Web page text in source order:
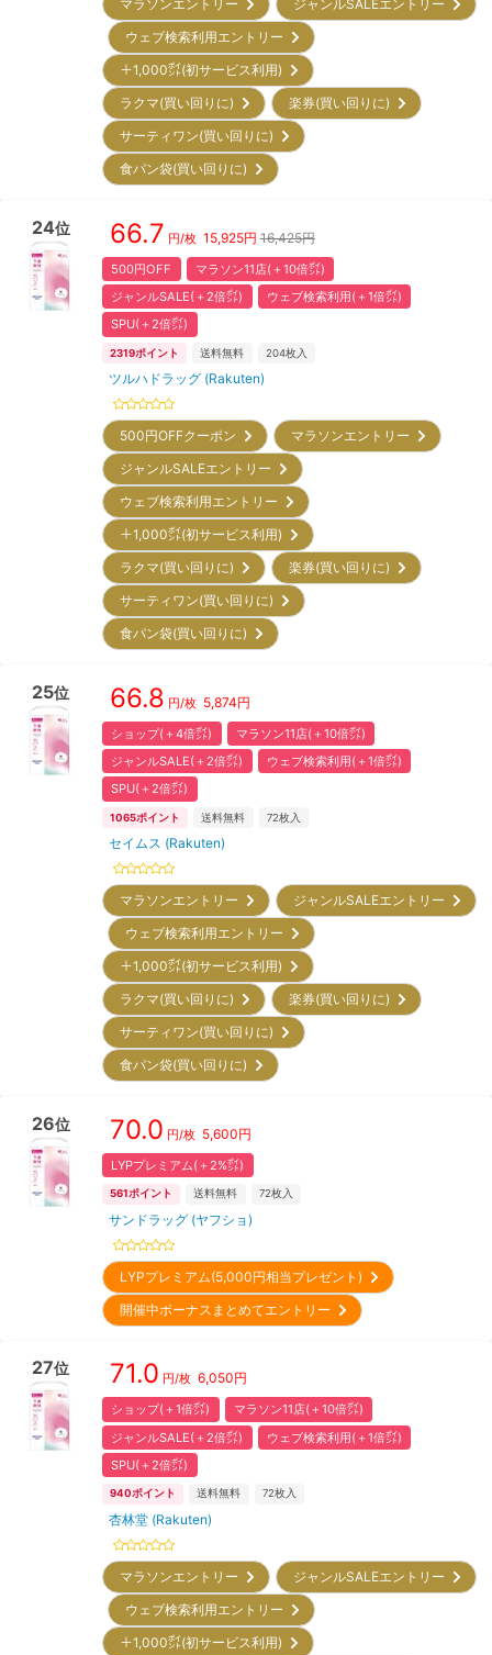
マラソンエントリー
ジャンルSALEエントリー
ウェブ検索利用エントリー
＋1,000㌽(初サービス利用)
ラクマ(買い回りに)
楽券(買い回りに)
サーティワン(買い回りに)
食パン袋(買い回りに)
24位 66.7 円/枚 15,925円 16,425円
500円OFF
マラソン11店(＋10倍㌽)
ジャンルSALE(＋2倍㌽)
ウェブ検索利用(＋1倍㌽)
SPU(＋2倍㌽)
2319ポイント 送料無料 204枚入
ツルハドラッグ (Rakuten)
500円OFFクーポン
マラソンエントリー
ジャンルSALEエントリー
ウェブ検索利用エントリー
＋1,000㌽(初サービス利用)
ラクマ(買い回りに)
楽券(買い回りに)
サーティワン(買い回りに)
食パン袋(買い回りに)
25位 66.8 円/枚 5,874円
ショップ(＋4倍㌽)
マラソン11店(＋10倍㌽)
ジャンルSALE(＋2倍㌽)
ウェブ検索利用(＋1倍㌽)
SPU(＋2倍㌽)
1065ポイント 送料無料 72枚入
セイムス (Rakuten)
マラソンエントリー
ジャンルSALEエントリー
ウェブ検索利用エントリー
＋1,000㌽(初サービス利用)
ラクマ(買い回りに)
楽券(買い回りに)
サーティワン(買い回りに)
食パン袋(買い回りに)
26位 70.0 円/枚 5,600円
LYPプレミアム(＋2%㌽)
561ポイント 送料無料 72枚入
サンドラッグ (ヤフショ)
LYPプレミアム(5,000円相当プレゼント)
開催中ボーナスまとめてエントリー
27位 71.0 円/枚 6,050円
ショップ(＋1倍㌽)
マラソン11店(＋10倍㌽)
ジャンルSALE(＋2倍㌽)
ウェブ検索利用(＋1倍㌽)
SPU(＋2倍㌽)
940ポイント 送料無料 72枚入
杏林堂 (Rakuten)
マラソンエントリー
ジャンルSALEエントリー
ウェブ検索利用エントリー
＋1,000㌽(初サービス利用)